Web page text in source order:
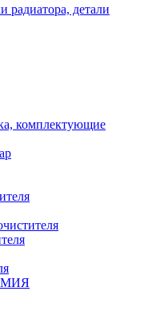
радиатора, детали
комплектующие